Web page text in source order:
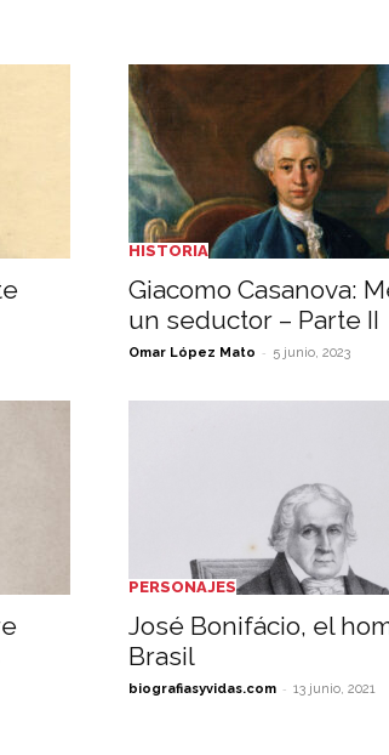
HISTORIA
Giacomo Casanova:
un seductor – Parte II
Omar López Mato - 5 junio, 2023
PERSONAJES
José Bonifácio, el
Brasil
biografiasyvidas.com - 13 junio, 2021